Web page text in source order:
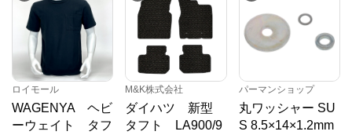
ロイモール
WAGENYA ヘビ
ーウェイト タフ
M&K株式会社
ダイハツ 新型
タフト LA900/9
パーマンショップ
丸ワッシャー SU
S 8.5×14×1.2mm